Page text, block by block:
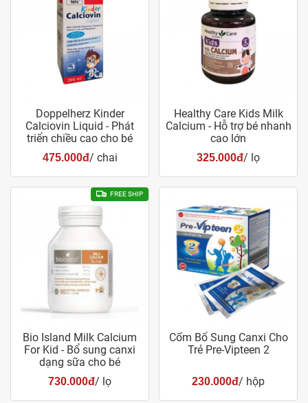
Doppelherz Kinder
Calciovin Liquid - Phát
triển chiều cao cho bé
475.000đ/ chai
Healthy Care Kids Milk
Calcium - Hỗ trợ bé nhanh
cao lớn
325.000đ/ lọ
FREE SHIP
Bio Island Milk Calcium
For Kid - Bổ sung canxi
dạng sữa cho bé
730.000đ/ lọ
Cốm Bổ Sung Canxi Cho
Trẻ Pre-Vipteen 2
230.000đ/ hộp